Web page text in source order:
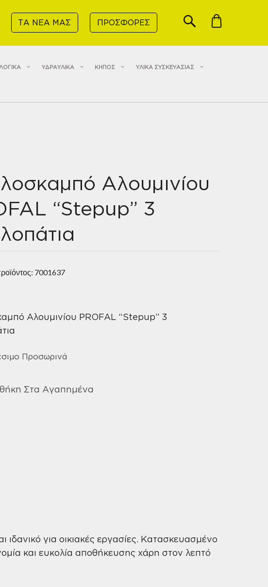
ΤΑ ΝΕΑ ΜΑΣ ΠΡΟΣΦΟΡΕΣ
ΥΔΡΑΥΛΙΚΑ ΚΗΠΟΣ ΥΛΙΚΑ ΣΥΣΚΕΥΑΣΙΑΣ
Αλουμινίου
“Stepup” 3
7001637
Αλουμινίου PROFAL “Stepup” 3
Προσωρινά
Στα Αγαπημένα
ιδανικό για οικιακές εργασίες. Κατασκευασμένο
και ευκολία αποθήκευσης χάρη στον λεπτό